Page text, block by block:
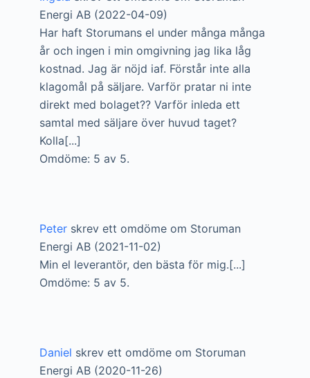
Energi AB (2022-04-09)
Har haft Storumans el under många många
år och ingen i min omgivning jag lika låg
kostnad. Jag är nöjd iaf. Förstår inte alla
klagomål på säljare. Varför pratar ni inte
direkt med bolaget?? Varför inleda ett
samtal med säljare över huvud taget?
Kolla[...]
Omdöme: 5 av 5.
Peterskrev ett omdöme om Storuman
Energi AB (2021-11-02)
Min el leverantör, den bästa för mig.[...]
Omdöme: 5 av 5.
Daniel skrev ett omdöme om Storuman
Energi AB (2020-11-26)